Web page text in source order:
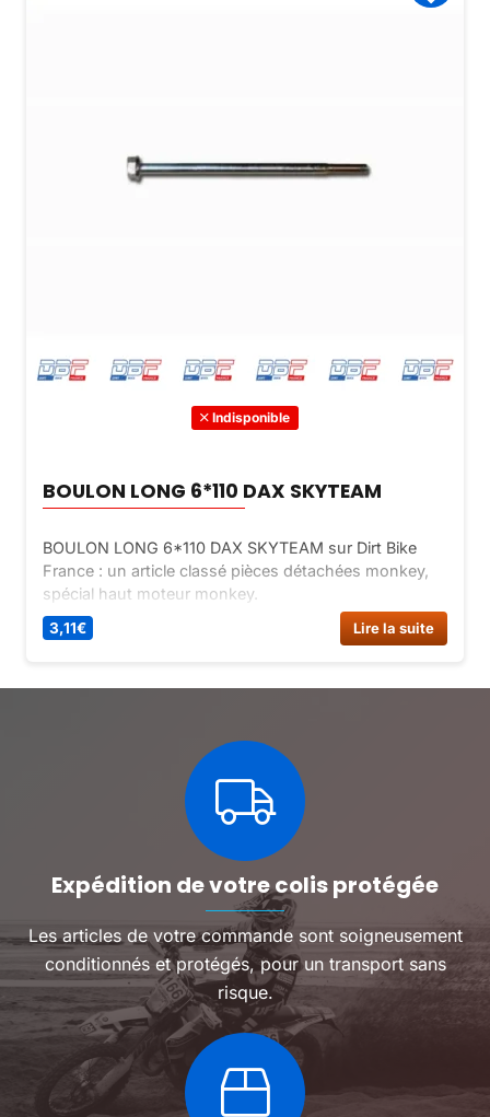
Indisponible
BOULON LONG 6*110 DAX SKYTEAM
BOULON LONG 6*110 DAX SKYTEAM sur Dirt Bike
France : un article classé pièces détachées monkey,
spécial haut moteur monkey.
3,11€ Lire la suite
Expédition de votre colis protégée
Les articles de votre commande sont soigneusement
conditionnés et protégés, pour un transport sans
risque.